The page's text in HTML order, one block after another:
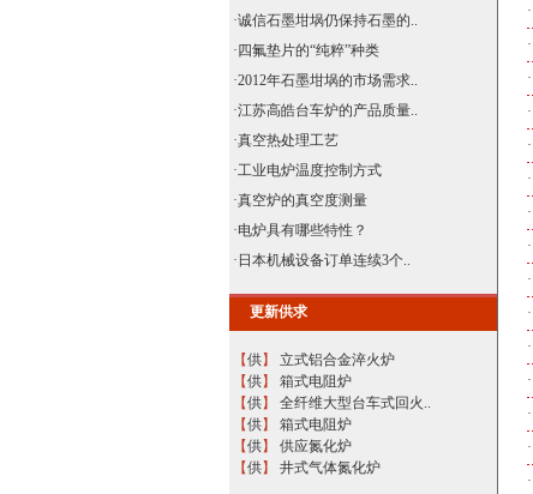
·诚信石墨坩埚仍保持石墨的..
· 四氟垫片的“纯粹”种类
·2012年石墨坩埚的市场需求..
·江苏高皓台车炉的产品质量..
·真空热处理工艺
·工业电炉温度控制方式
·真空炉的真空度测量
·电炉具有哪些特性？
· 日本机械设备订单连续3个..
更新供求
【供】
立式铝合金淬火炉
【供】
箱式电阻炉
【供】
全纤维大型台车式回火..
【供】
箱式电阻炉
【供】
供应氮化炉
【供】 井式气体氮化炉
·
·
·
·
·
·
·
·
·
·
·
·
·
·
·